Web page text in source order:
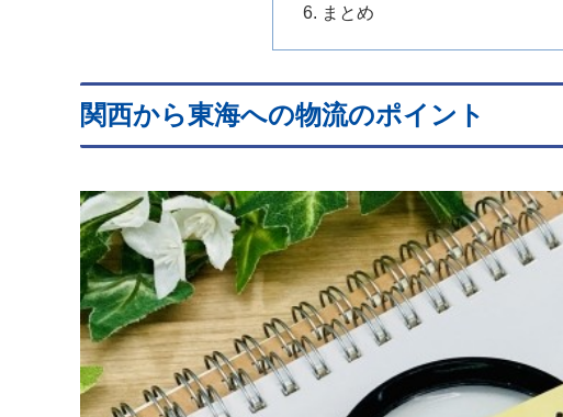
まとめ
関西から東海への物流のポイント